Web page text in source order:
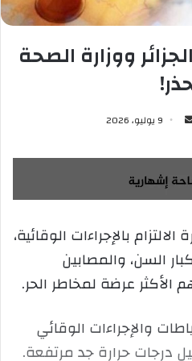
ووزارة الصحة
س
ل
ب
ي
د
إ
ك
ت
9 يوليو، 2026
بالإجراءات الوقائية،
السن، والمصابين
الأكثر عرضة لمخاطر الحر.
والإجراءات الوقائي
درجات حرارة جد مرتفعة.